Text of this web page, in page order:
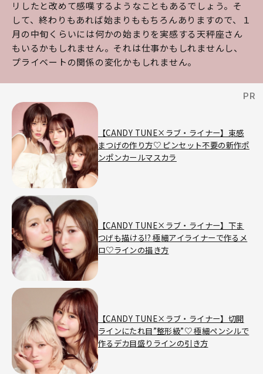
リしたと改めて感嘆するようなこともあるでしょう。そ
して、終わりもあれば始まりももちろんありますので、１
月の中旬くらいには何かの始まりを実感する天秤座さん
もいるかもしれません。それは仕事かもしれませんし、
プライベートの関係の変化かもしれません。
【CANDY TUNE×ラブ・ライナー】束感
まつげの作り方♡ ピンセット不要の新作ポ
ンポンカールマスカラ
【CANDY TUNE×ラブ・ライナー】下ま
つげも描ける!? 極細アイライナーで作るメ
ロ♡ラインの描き方
【CANDY TUNE×ラブ・ライナー】切開
ラインにたれ目”整形級”♡ 極細ペンシルで
作るデカ目盛りラインの引き方